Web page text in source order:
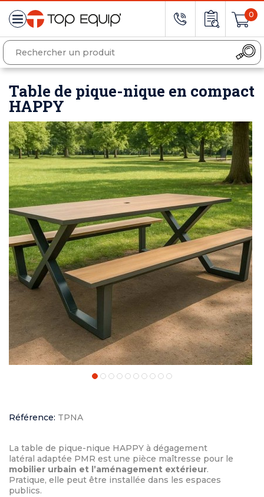
0
Table de pique-nique en compact
HAPPY
Référence: TPNA
La table de pique-nique HAPPY à dégagement
latéral adaptée PMR est une pièce maîtresse pour le
mobilier urbain et l’aménagement extérieur.
Pratique, elle peut être installée dans les espaces
publics.